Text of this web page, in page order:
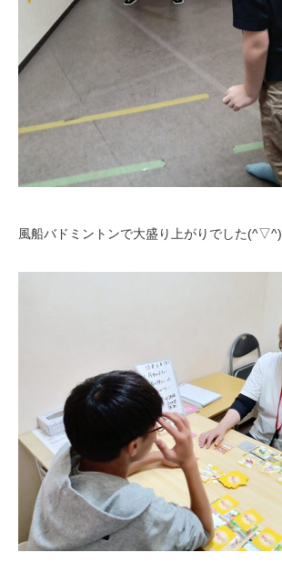
風船バドミントンで大盛り上がりでした(^▽^)